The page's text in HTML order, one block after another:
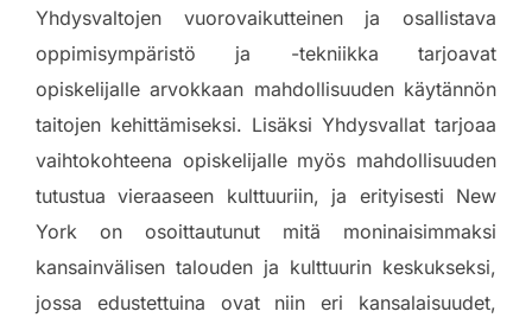
Yhdysvaltojen vuorovaikutteinen ja osallistava
oppimisympäristö ja -tekniikka tarjoavat
opiskelijalle arvokkaan mahdollisuuden käytännön
taitojen kehittämiseksi. Lisäksi Yhdysvallat tarjoaa
vaihtokohteena opiskelijalle myös mahdollisuuden
tutustua vieraaseen kulttuuriin, ja erityisesti New
York on osoittautunut mitä moninaisimmaksi
kansainvälisen talouden ja kulttuurin keskukseksi,
jossa edustettuina ovat niin eri kansalaisuudet,